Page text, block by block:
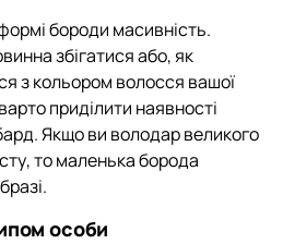
бороди масивність.
збігатися або, як
з кольором волосся вашої
приділити наявності
Якщо ви володар великого
то маленька борода
особи